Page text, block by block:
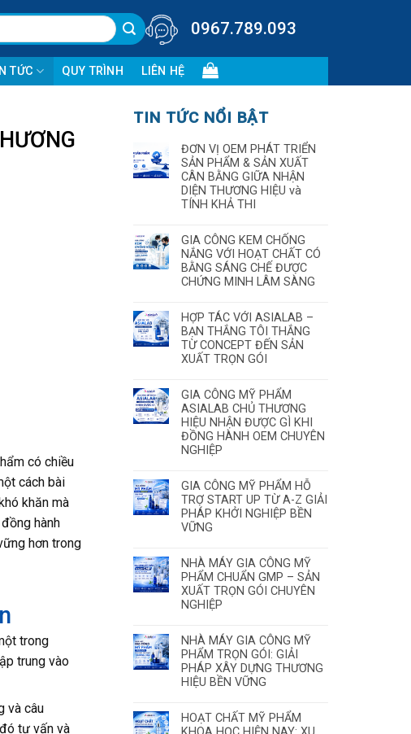
0967.789.093
TỨC QUY TRÌNH LIÊN HỆ
có chiều
cách bài
khăn mà
hành
hơn trong
trong
trung vào
và câu
tư vấn và
TIN TỨC NỔI BẬT
ĐƠN VỊ OEM PHÁT TRIỂN
SẢN PHẨM & SẢN XUẤT
CÂN BẰNG GIỮA NHẬN
DIỆN THƯƠNG HIỆU và
TÍNH KHẢ THI
GIA CÔNG KEM CHỐNG
NẮNG VỚI HOẠT CHẤT CÓ
BẰNG SÁNG CHẾ ĐƯỢC
CHỨNG MINH LÂM SÀNG
HỢP TÁC VỚI ASIALAB –
BẠN THẮNG TÔI THẮNG
TỪ CONCEPT ĐẾN SẢN
XUẤT TRỌN GÓI
GIA CÔNG MỸ PHẨM
ASIALAB CHỦ THƯƠNG
HIỆU NHẬN ĐƯỢC GÌ KHI
ĐỒNG HÀNH OEM CHUYÊN
NGHIỆP
GIA CÔNG MỸ PHẨM HỖ
TRỢ START UP TỪ A-Z GIẢI
PHÁP KHỞI NGHIỆP BỀN
VỮNG
NHÀ MÁY GIA CÔNG MỸ
PHẨM CHUẨN GMP – SẢN
XUẤT TRỌN GÓI CHUYÊN
NGHIỆP
NHÀ MÁY GIA CÔNG MỸ
PHẨM TRỌN GÓI: GIẢI
PHÁP XÂY DỰNG THƯƠNG
HIỆU BỀN VỮNG
HOẠT CHẤT MỸ PHẨM